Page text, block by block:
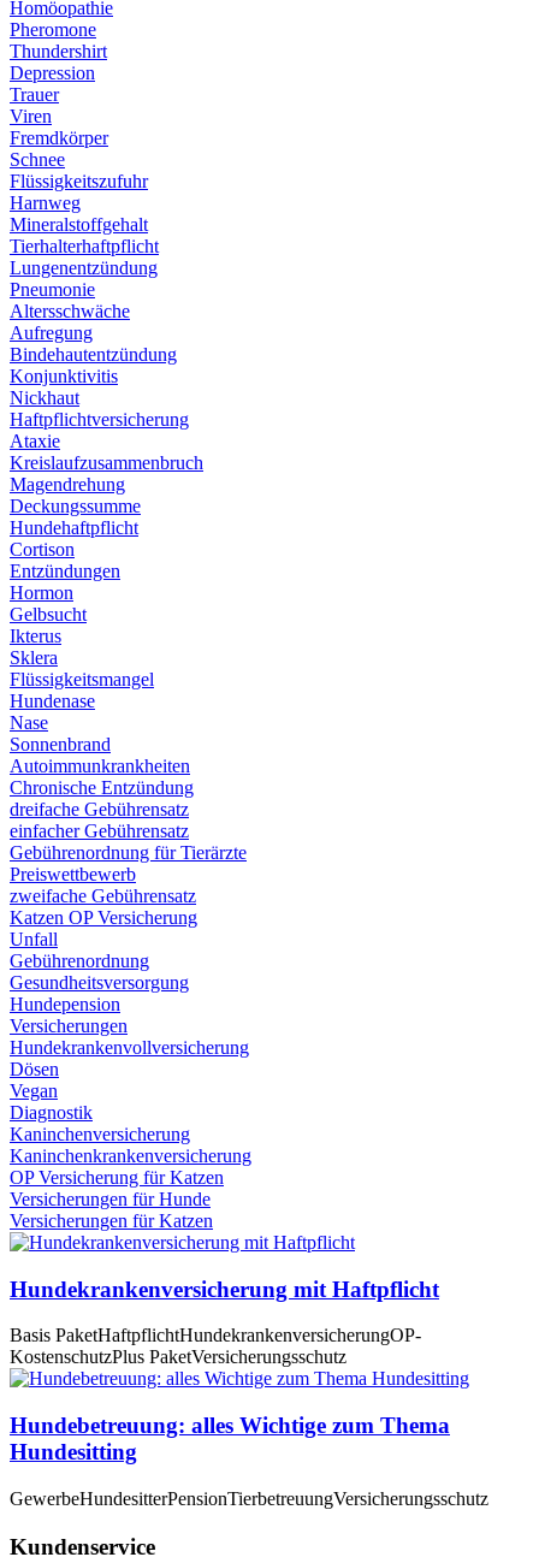
Homöopathie
Pheromone
Thundershirt
Depression
Trauer
Viren
Fremdkörper
Schnee
Flüssigkeitszufuhr
Harnweg
Mineralstoffgehalt
Tierhalterhaftpflicht
Lungenentzündung
Pneumonie
Altersschwäche
Aufregung
Bindehautentzündung
Konjunktivitis
Nickhaut
Haftpflichtversicherung
Ataxie
Kreislaufzusammenbruch
Magendrehung
Deckungssumme
Hundehaftpflicht
Cortison
Entzündungen
Hormon
Gelbsucht
Ikterus
Sklera
Flüssigkeitsmangel
Hundenase
Nase
Sonnenbrand
Autoimmunkrankheiten
Chronische Entzündung
dreifache Gebührensatz
einfacher Gebührensatz
Gebührenordnung für Tierärzte
Preiswettbewerb
zweifache Gebührensatz
Katzen OP Versicherung
Unfall
Gebührenordnung
Gesundheitsversorgung
Hundepension
Versicherungen
Hundekrankenvollversicherung
Dösen
Vegan
Diagnostik
Kaninchenversicherung
Kaninchenkrankenversicherung
OP Versicherung für Katzen
Versicherungen für Hunde
Versicherungen für Katzen
Hundekrankenversicherung mit Haftpflicht
Basis PaketHaftpflichtHundekrankenversicherungOP-
KostenschutzPlus PaketVersicherungsschutz
Hundebetreuung: alles Wichtige zum Thema
Hundesitting
GewerbeHundesitterPensionTierbetreuungVersicherungsschutz
Kundenservice